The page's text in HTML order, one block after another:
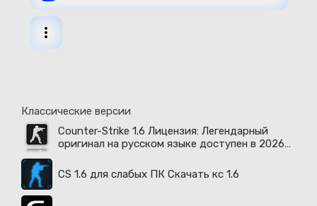
Классические версии
Counter-Strike 1.6 Лицензия: Легендарный
оригинал на русском языке доступен в 2026
CS 1.6 для слабых ПК Скачать кс 1.6